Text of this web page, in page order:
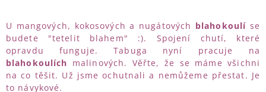
U mangových, kokosových a nugátových blahokoulí se
budete "tetelit blahem" :). Spojení chutí, které
opravdu funguje. Tabuga nyní pracuje na
blahokoulích malinových. Věřte, že se máme všichni
na co těšit. Už jsme ochutnali a nemůžeme přestat. Je
to návykové.